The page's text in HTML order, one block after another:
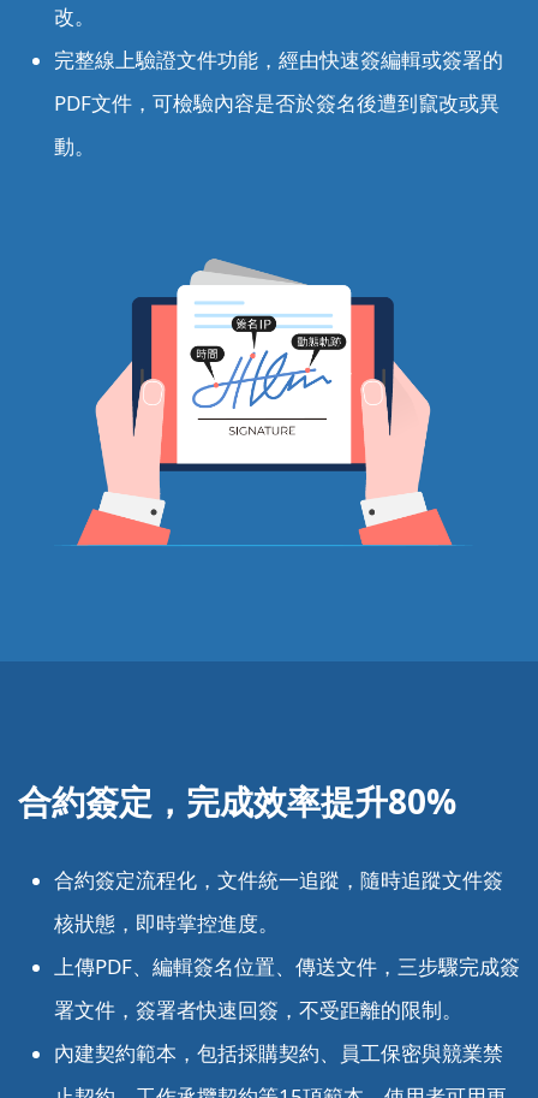
改。
完整線上驗證文件功能，經由快速簽編輯或簽署的
PDF文件，可檢驗內容是否於簽名後遭到竄改或異
動。
合約簽定，完成效率提升80%
合約簽定流程化，文件統一追蹤，隨時追蹤文件簽
核狀態，即時掌控進度。
上傳PDF、編輯簽名位置、傳送文件，三步驟完成簽
署文件，簽署者快速回簽，不受距離的限制。
內建契約範本，包括採購契約、員工保密與競業禁